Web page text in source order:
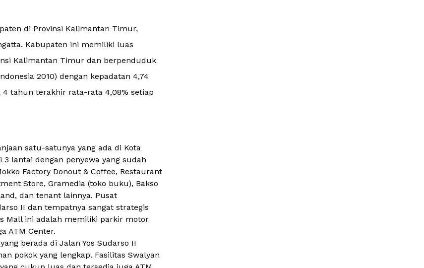
di Provinsi Kalimantan Timur,
Kabupaten ini memiliki luas
Kalimantan Timur dan berpenduduk
2010) dengan kepadatan 4,74
tahun terakhir rata-rata 4,08% setiap
satu-satunya yang ada di Kota
lantai dengan penyewa yang sudah
Factory Donout & Coffee, Restaurant
Store, Gramedia (toko buku), Bakso
dan tenant lainnya. Pusat
II dan tempatnya sangat strategis
Mall ini adalah memiliki parkir motor
ATM Center.
berada di Jalan Yos Sudarso II
pokok yang lengkap. Fasilitas Swalyan